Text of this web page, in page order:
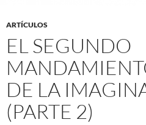
ARTÍCULOS
EL SEGUNDO
DE LA
(PARTE 2)